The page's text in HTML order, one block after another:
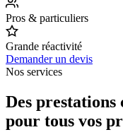
Pros & particuliers
Grande réactivité
Demander un devis
Nos services
Des prestations
pour tous vos